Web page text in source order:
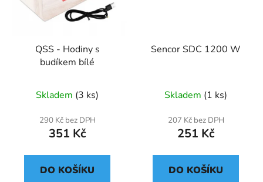
QSS - Hodiny s
budíkem bílé
Skladem (3 ks)
290 Kč bez DPH
351 Kč
DO KOŠÍKU
Sencor SDC 1200 W
Skladem (1 ks)
207 Kč bez DPH
251 Kč
DO KOŠÍKU